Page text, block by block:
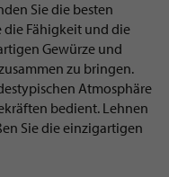
Sie die besten
die Fähigkeit und die
Gewürze und
zu bringen.
Atmosphäre
bedient. Lehnen
Sie die einzigartigen